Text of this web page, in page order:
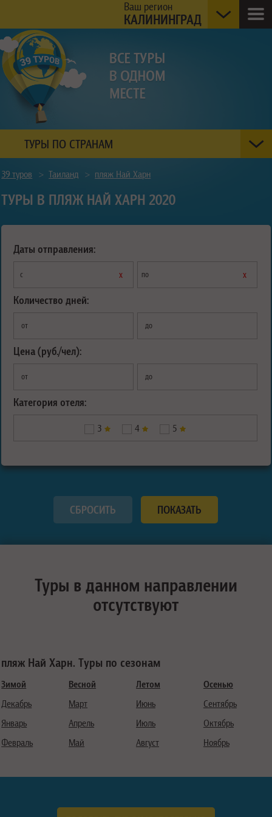
Ваш регион
КАЛИНИНГРАД
ТУРЫ ПО СТРАНАМ
39 туров > Таиланд > пляж Най Харн
ТУРЫ В ПЛЯЖ НАЙ ХАРН 2020
Даты отправления:
с х по х
Количество дней:
от до
Цена (руб./чел):
от до
Категория отеля:
3 4 5
Туры в данном направлении
отсутствуют
пляж Най Харн. Туры по сезонам
Зимой
Декабрь
Январь
Февраль
Весной
Март
Апрель
Май
Летом
Июнь
Июль
Август
Осенью
Сентябрь
Октябрь
Ноябрь